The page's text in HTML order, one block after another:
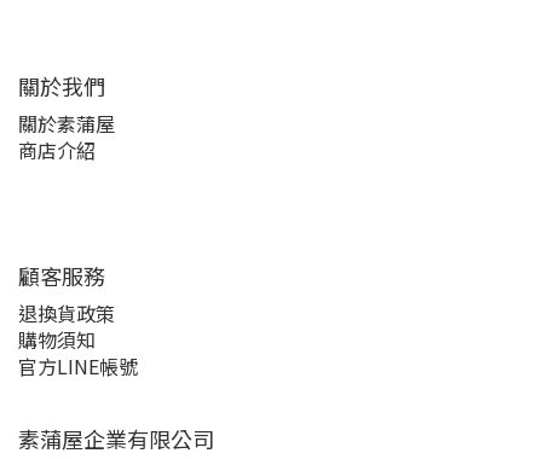
關於我們
關於素蒲屋
商店介紹
顧客服務
退換貨政策
購物須知
官方LINE帳號
素蒲屋企業有限公司